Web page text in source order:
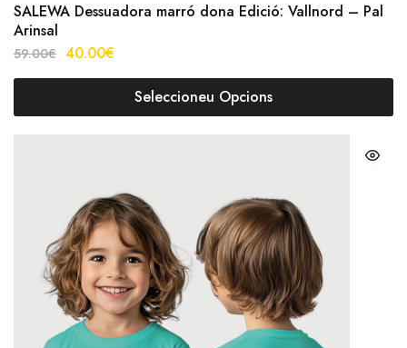
SALEWA Dessuadora marró dona Edició: Vallnord – Pal
Arinsal
59.00€ 40.00€
Seleccioneu Opcions